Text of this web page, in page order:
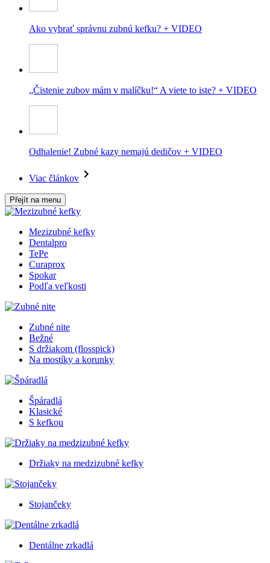
Ako vybrať správnu zubnú kefku? + VIDEO
„Čistenie zubov mám v malíčku!“ A viete to iste? + VIDEO
Odhalenie! Zubné kazy nemajú dedičov + VIDEO
Viac článkov
Přejít na menu
Mezizubné kefky
Dentalpro
TePe
Curaprox
Spokar
Podľa veľkosti
Zubné nite
Bežné
S držiakom (flosspick)
Na mostíky a korunky
Špáradlá
Klasické
S kefkou
Držiaky na medzizubné kefky
Stojančeky
Dentálne zrkadlá